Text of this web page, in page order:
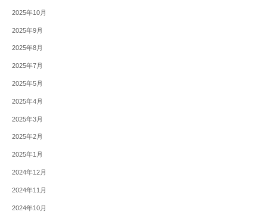
2025年10月
2025年9月
2025年8月
2025年7月
2025年5月
2025年4月
2025年3月
2025年2月
2025年1月
2024年12月
2024年11月
2024年10月